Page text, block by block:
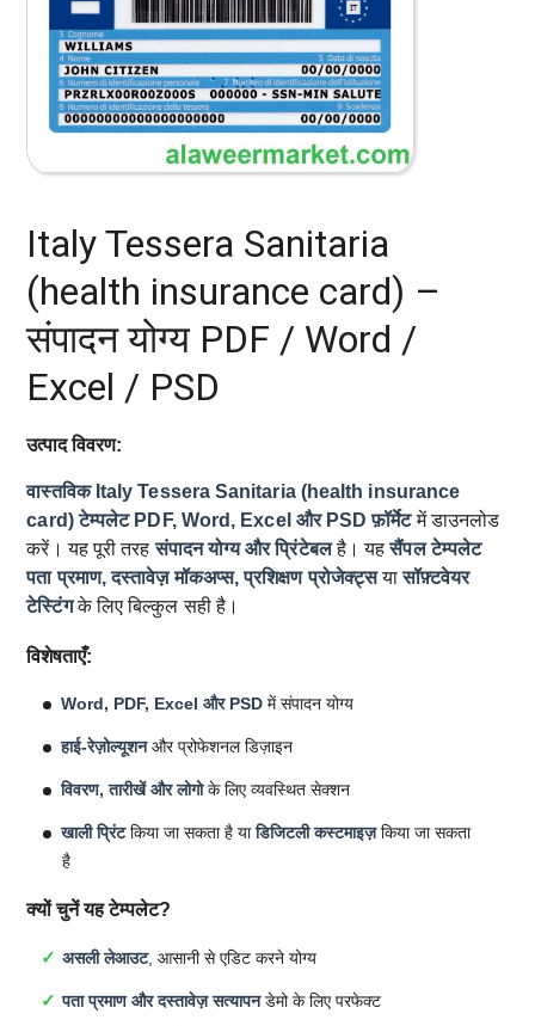
Italy Tessera Sanitaria
(health insurance card) –
संपादन योग्य PDF / Word /
Excel / PSD
उत्पाद विवरण:
वास्तविक Italy Tessera Sanitaria (health insurance
card) टेम्पलेट PDF, Word, Excel और PSD फ़ॉर्मेटमें डाउनलोड
करें। यह पूरी तरहसंपादन योग्य और प्रिंटेबलहै। यहसैंपल टेम्पलेट
पता प्रमाण, दस्तावेज़ मॉकअप्स, प्रशिक्षण प्रोजेक्ट्सयासॉफ़्टवेयर
टेस्टिंगके लिए बिल्कुल सही है।
विशेषताएँ:
Word, PDF, Excel और PSD में संपादन योग्य
हाई-रेज़ोल्यूशनऔर प्रोफेशनल डिज़ाइन
विवरण, तारीखें और लोगोके लिए व्यवस्थित सेक्शन
खाली प्रिंटकिया जा सकता है याडिजिटली कस्टमाइज़किया जा सकता
है
क्यों चुनें यह टेम्पलेट?
असली लेआउट, आसानी से एडिट करने योग्य
पता प्रमाण और दस्तावेज़ सत्यापनडेमो के लिए परफेक्ट